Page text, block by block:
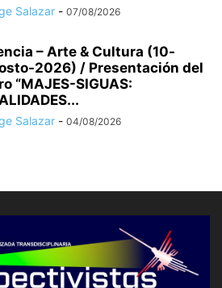
Salazar - 07/08/2026
– Arte & Cultura (10-
2026) / Presentación del
“MAJES-SIGUAS:
Salazar - 04/08/2026